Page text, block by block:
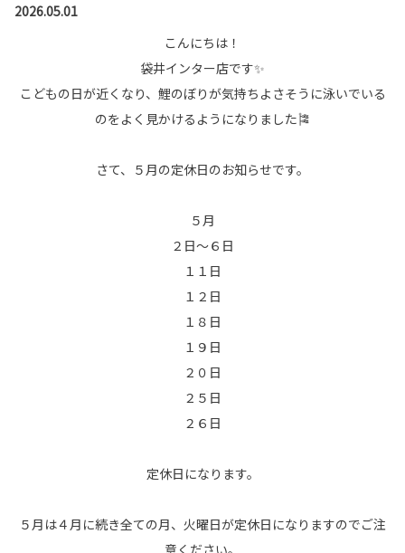
2026.05.01
こんにちは！
袋井インター店です✨
こどもの日が近くなり、鯉のぼりが気持ちよさそうに泳いでいる
のをよく見かけるようになりました🎏
さて、５月の定休日のお知らせです。
５月
２日～６日
１１日
１２日
１８日
１９日
２０日
２５日
２６日
定休日になります。
５月は４月に続き全ての月、火曜日が定休日になりますのでご注
意ください。